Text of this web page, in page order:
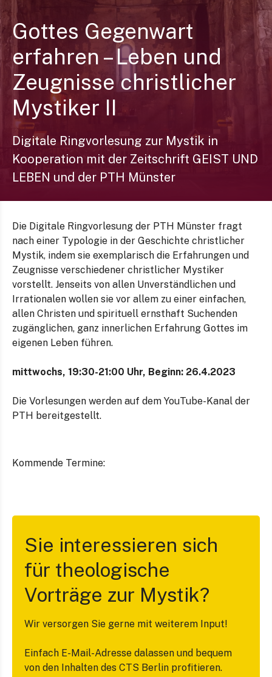
Gottes Gegenwart
erfahren – Leben und
Zeugnisse christlicher
Mystiker II
Digitale Ringvorlesung zur Mystik in
Kooperation mit der Zeitschrift GEIST UND
LEBEN und der PTH Münster
Die Digitale Ringvorlesung der PTH Münster fragt
nach einer Typologie in der Geschichte christlicher
Mystik, indem sie exemplarisch die Erfahrungen und
Zeugnisse verschiedener christlicher Mystiker
vorstellt. Jenseits von allen Unverständlichen und
Irrationalen wollen sie vor allem zu einer einfachen,
allen Christen und spirituell ernsthaft Suchenden
zugänglichen, ganz innerlichen Erfahrung Gottes im
eigenen Leben führen.
mittwochs, 19:30-21:00 Uhr, Beginn: 26.4.2023
Die Vorlesungen werden auf dem YouTube-Kanal der
PTH bereitgestellt.
Kommende Termine:
Sie interessieren sich
für theologische
Vorträge zur Mystik?
Wir versorgen Sie gerne mit weiterem Input!
Einfach E-Mail-Adresse dalassen und bequem
von den Inhalten des CTS Berlin profitieren.